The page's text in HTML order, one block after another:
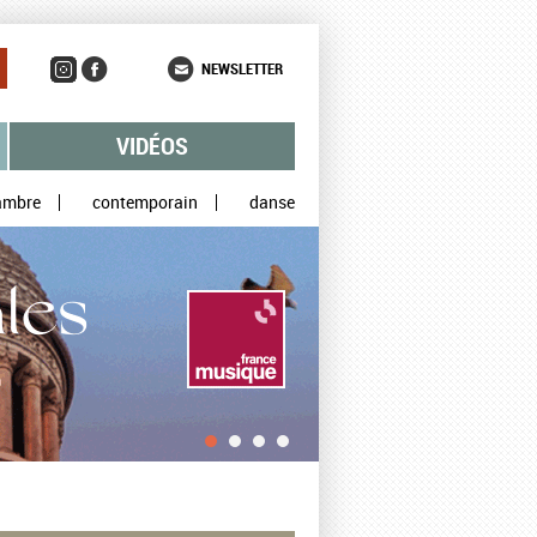
NEWSLETTER
VIDÉOS
contemporain danse